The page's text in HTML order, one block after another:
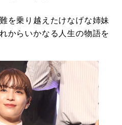
を乗り越えたけなげな姉妹
からいかなる人生の物語を